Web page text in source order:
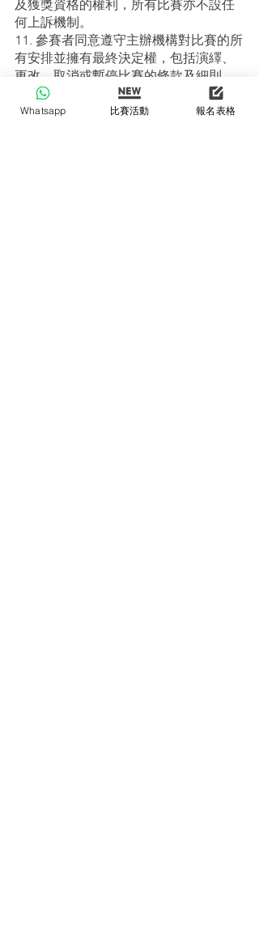
及獲獎資格的權利，所有比賽亦不設任
何上訴機制。
11. 參賽者同意遵守主辦機構對比賽的所
有安排並擁有最終決定權，包括演繹、
更改、取消或暫停比賽的條款及細則、
獎項及其他安排，而不需事先通知。
12. 評審結果以本中心之決定為準，參賽
Whatsapp 比賽活動 報名表格